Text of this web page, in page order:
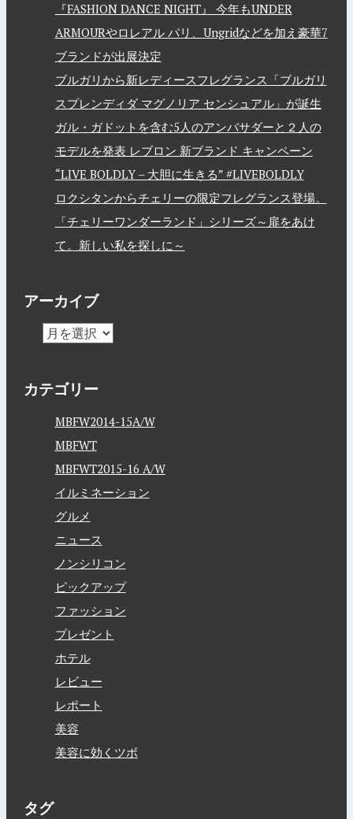
『FASHION DANCE NIGHT』 今年もUNDER
ARMOURやロレアル パリ、Ungridなどを加え豪華7
ブランドが出展決定
ブルガリから新レディースフレグランス「ブルガリ
スプレンディダ マグノリア センシュアル」が誕生
ガル・ガドットを含む5人のアンバサダーと２人の
モデルを発表 レブロン 新ブランド キャンペーン
“LIVE BOLDLY – 大胆に生きる” #LIVEBOLDLY
ロクシタンからチェリーの限定フレグランス登場。
「チェリーワンダーランド」シリーズ～扉をあけ
て。新しい私を探しに～
アーカイブ
カテゴリー
MBFW2014-15A/W
MBFWT
MBFWT2015-16 A/W
イルミネーション
グルメ
ニュース
ノンシリコン
ピックアップ
ファッション
プレゼント
ホテル
レビュー
レポート
美容
美容に効くツボ
タグ